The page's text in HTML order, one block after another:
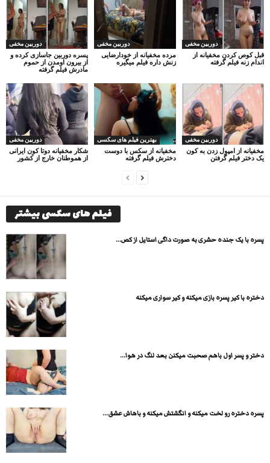
دوربین مخفی
پسره دوربین جاسازی کرده و
از بیرون اومدن از حموم
مادرش فیلم گرفته
دوربین مخفی
مرده مخفیانه از خودارضایی
زنش داره فیلم میگیره
دوربین مخفی
قبل کوص کردن مخفیانه از
اندام زنه فیلم گرفته
دوربین مخفی
شکار مخفیانه دوتا کون ایرانی
از هموطنان خارج از کشور
بهترین فیلم های سکسی
مخفیانه از سکس با دوست
دخترش فیلم گرفته
دوربین مخفی
مخفیانه از امپول زدن به کون
یک دختر فیلم گرفتن
فیلم های سکسی بیشتر
پسره با یک جنده حشری به صورت داگی استایل از کص...
دختره با کیر پسره بازی میکنه و کیر سواری میکنه
دختر و پسر اول باهم صحبت میکنن بعد لنگ در هوا...
پسره دختره رو لخت میکنه و انگشتش میکنه و باهاش عشق...